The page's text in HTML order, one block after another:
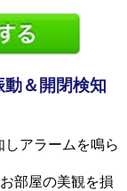
＆開閉検知
アラームを鳴ら
部屋の美観を損